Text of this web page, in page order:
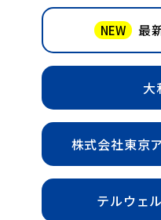
NEW 最
大
株式会社東京
テルウェ